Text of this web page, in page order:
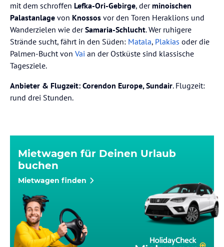
mit dem schroffen Lefka-Ori-Gebirge, derminoischen
Palastanlage von Knossos vor den Toren Heraklions und
Wanderzielen wie derSamaria-Schlucht. Wer ruhigere
Strände sucht, fährt in den Süden: Matala, Plakias oder die
Palmen-Bucht von Vai an der Ostküste sind klassische
Tagesziele.
Anbieter & Flugzeit: Corendon Europe, Sundair. Flugzeit:
rund drei Stunden.
Mietwagen für Deinen Urlaub
buchen
Mietwagen finden